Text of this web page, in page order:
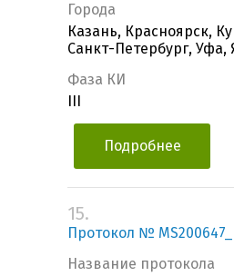
Города
Казань, Красноярск,
Санкт-Петербург, Уфа,
Фаза КИ
Подробнее
15.
Протокол №
Название протокола